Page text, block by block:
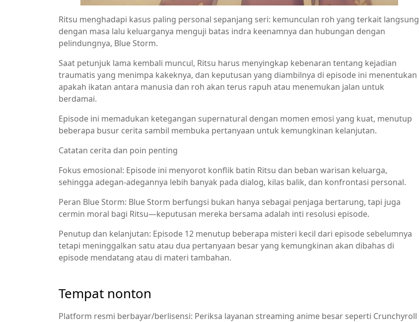
Ritsu menghadapi kasus paling personal sepanjang seri: kemunculan roh yang terkait langsung
dengan masa lalu keluarganya menguji batas indra keenamnya dan hubungan dengan
pelindungnya, Blue Storm.
Saat petunjuk lama kembali muncul, Ritsu harus menyingkap kebenaran tentang kejadian
traumatis yang menimpa kakeknya, dan keputusan yang diambilnya di episode ini menentukan
apakah ikatan antara manusia dan roh akan terus rapuh atau menemukan jalan untuk
berdamai.
Episode ini memadukan ketegangan supernatural dengan momen emosi yang kuat, menutup
beberapa busur cerita sambil membuka pertanyaan untuk kemungkinan kelanjutan.
Catatan cerita dan poin penting
Fokus emosional: Episode ini menyorot konflik batin Ritsu dan beban warisan keluarga,
sehingga adegan-adegannya lebih banyak pada dialog, kilas balik, dan konfrontasi personal.
Peran Blue Storm: Blue Storm berfungsi bukan hanya sebagai penjaga bertarung, tapi juga
cermin moral bagi Ritsu—keputusan mereka bersama adalah inti resolusi episode.
Penutup dan kelanjutan: Episode 12 menutup beberapa misteri kecil dari episode sebelumnya
tetapi meninggalkan satu atau dua pertanyaan besar yang kemungkinan akan dibahas di
episode mendatang atau di materi tambahan.
Tempat nonton
Platform resmi berbayar/berlisensi: Periksa layanan streaming anime besar seperti Crunchyroll